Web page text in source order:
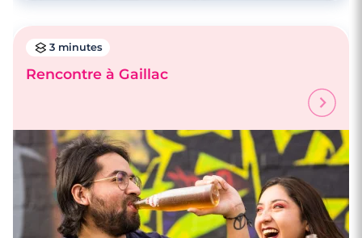
3 minutes
Rencontre à Mazamet
3 minutes
Rencontre à Gaillac